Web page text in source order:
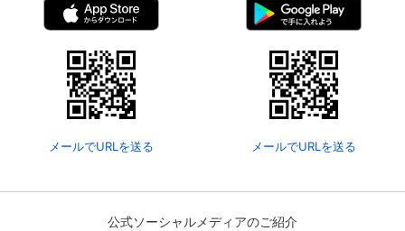
メールでURLを送る メールでURLを送る
公式ソーシャルメディアのご紹介